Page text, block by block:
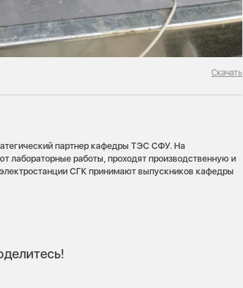
Скачать
партнер кафедры ТЭС СФУ. На
лабораторные работы, проходят производственную и
СГК принимают выпускников кафедры